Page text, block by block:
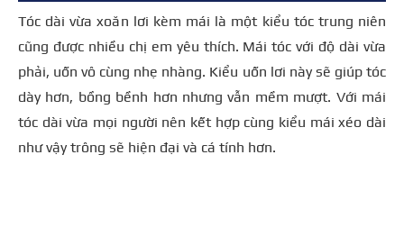
Tóc dài vừa xoăn lơi kèm mái là một kiểu tóc trung niên
cũng được nhiều chị em yêu thích. Mái tóc với độ dài vừa
phải, uốn vô cùng nhẹ nhàng. Kiểu uốn lơi này sẽ giúp tóc
dày hơn, bồng bềnh hơn nhưng vẫn mềm mượt. Với mái
tóc dài vừa mọi người nên kết hợp cùng kiểu mái xéo dài
như vậy trông sẽ hiện đại và cá tính hơn.